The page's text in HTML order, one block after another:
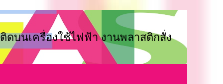
บนเครื่องใช้ไฟฟ้า งานพลาสติกสั่ง